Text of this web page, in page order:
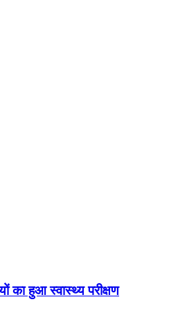
का हुआ स्वास्थ्य परीक्षण